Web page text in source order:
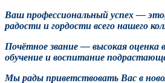
Ваш профессиональный успех — это,
радости и гордости всего нашего
Почётное звание — высокая оценка
обучение и воспитание
Мы рады приветствовать Вас в